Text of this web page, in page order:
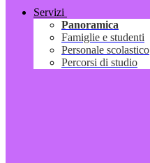
Servizi
Panoramica
Famiglie e studenti
Personale scolastico
Percorsi di studio